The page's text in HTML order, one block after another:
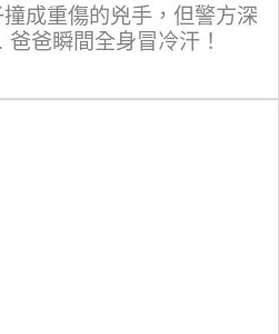
成重傷的兇手，但警方深
爸瞬間全身冒冷汗！